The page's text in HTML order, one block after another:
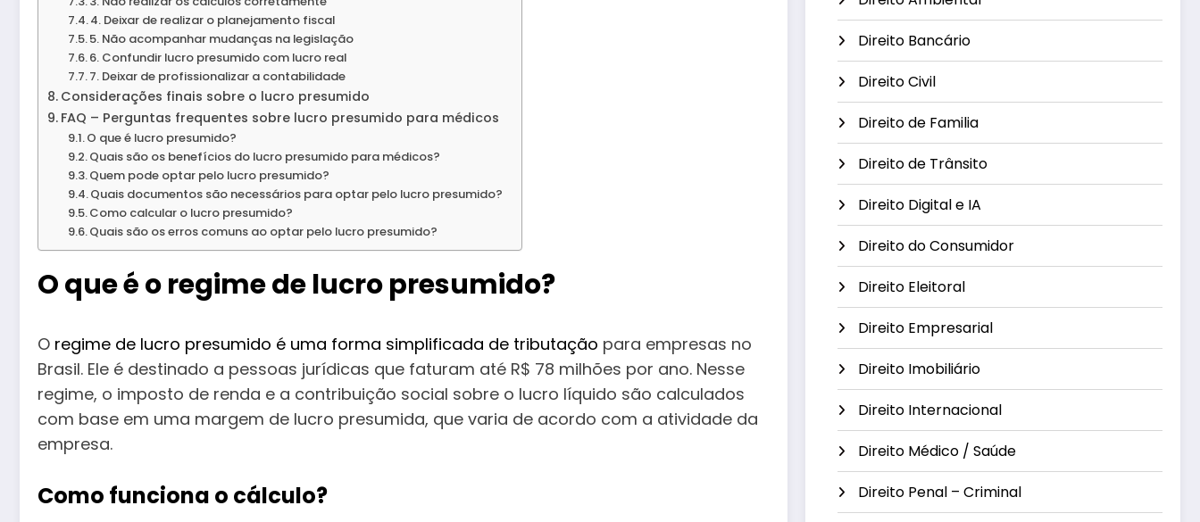
4. Deixar de realizar o planejamento fiscal
5. Não acompanhar mudanças na legislação
6. Confundir lucro presumido com lucro real
7. Deixar de profissionalizar a contabilidade
Considerações finais sobre o lucro presumido
FAQ – Perguntas frequentes sobre lucro presumido para médicos
O que é lucro presumido?
Quais são os benefícios do lucro presumido para médicos?
Quem pode optar pelo lucro presumido?
Quais documentos são necessários para optar pelo lucro presumido?
Como calcular o lucro presumido?
Quais são os erros comuns ao optar pelo lucro presumido?
O que é o regime de lucro presumido?
O regime de lucro presumido é uma forma simplificada de tributação para empresas no
Brasil. Ele é destinado a pessoas jurídicas que faturam até R$ 78 milhões por ano. Nesse
regime, o imposto de renda e a contribuição social sobre o lucro líquido são calculados
com base em uma margem de lucro presumida, que varia de acordo com a atividade da
empresa.
Como funciona o cálculo?
Direito Bancário
Direito Civil
Direito de Familia
Direito de Trânsito
Direito Digital e IA
Direito do Consumidor
Direito Eleitoral
Direito Empresarial
Direito Imobiliário
Direito Internacional
Direito Médico / Saúde
Direito Penal – Criminal